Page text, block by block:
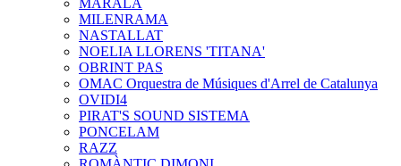
MARALA
MILENRAMA
NASTALLAT
NOELIA LLORENS 'TITANA'
OBRINT PAS
OMAC Orquestra de Músiques d'Arrel de Catalunya
OVIDI4
PIRAT'S SOUND SISTEMA
PONCELAM
RAZZ